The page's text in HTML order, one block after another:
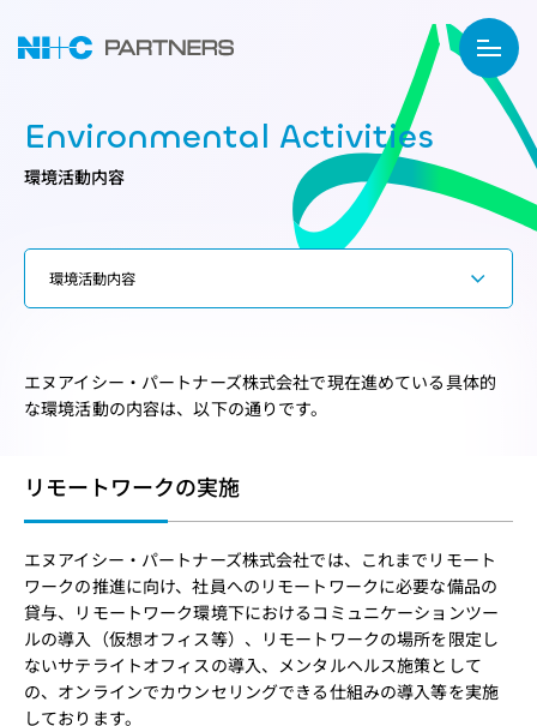
Environmental Activities
環境活動内容
エヌアイシー・パートナーズ株式会社で現在進めている具体的
な環境活動の内容は、以下の通りです。
リモートワークの実施
エヌアイシー・パートナーズ株式会社では、これまでリモート
ワークの推進に向け、社員へのリモートワークに必要な備品の
貸与、リモートワーク環境下におけるコミュニケーションツー
ルの導入（仮想オフィス等）、リモートワークの場所を限定し
ないサテライトオフィスの導入、メンタルヘルス施策として
の、オンラインでカウンセリングできる仕組みの導入等を実施
しております。